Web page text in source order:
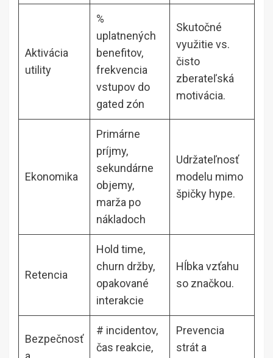
Aktivácia
utility
%
uplatnených
benefitov,
frekvencia
vstupov do
gated zón
Skutočné
využitie vs.
čisto
zberateľská
motivácia.
Ekonomika
Primárne
príjmy,
sekundárne
objemy,
marža po
nákladoch
Udržateľnosť
modelu mimo
špičky hype.
Retencia
Hold time,
churn držby,
opakované
interakcie
Hĺbka vzťahu
so značkou.
Bezpečnosť
# incidentov,
čas reakcie,
Prevencia
strát a